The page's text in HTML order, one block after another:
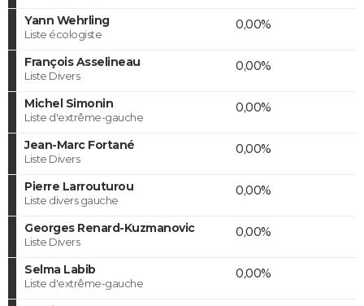
Yann Wehrling
Liste écologiste
0,00%
François Asselineau
Liste Divers
0,00%
Michel Simonin
Liste d'extrême-gauche
0,00%
Jean-Marc Fortané
Liste Divers
0,00%
Pierre Larrouturou
Liste divers gauche
0,00%
Georges Renard-Kuzmanovic
Liste Divers
0,00%
Selma Labib
Liste d'extrême-gauche
0,00%